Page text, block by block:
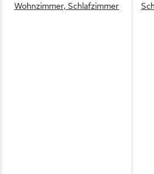
Wohnzimmer, Schlafzimmer